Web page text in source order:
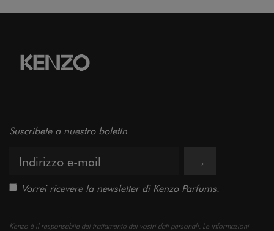
Suscríbete a nuestro boletín
→
Vorrei ricevere la newsletter di Kenzo Parfums.
Kenzo è il responsabile del trattamento dei vostri dati personali. Le informazioni